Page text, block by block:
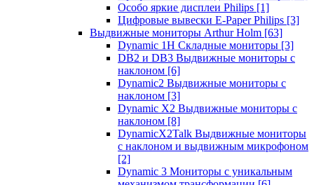
Особо яркие дисплеи Philips [1]
Цифровые вывески E-Paper Philips [3]
Выдвижные мониторы Arthur Holm [63]
Dynamic 1Н Складные мониторы [3]
DB2 и DB3 Выдвижные мониторы с
наклоном [6]
Dynamic2 Выдвижные мониторы с
наклоном [3]
Dynamic X2 Выдвижные мониторы с
наклоном [8]
DynamicX2Talk Выдвижные мониторы
с наклоном и выдвижным микрофоном
[2]
Dynamic 3 Мониторы с уникальным